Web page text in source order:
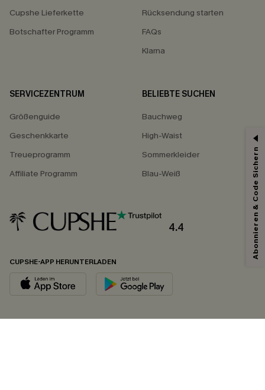
Cupshe Lieferkette
Botschafter Programm
Rücksendung starten
FAQs
Klarna
SERVICEZENTRUM
Größenguide
Geschenkkarte
Treueprogramm
Affiliate Programm
BELIEBTE SUCHEN
Bauchweg
High-Waist
Sommerkleider
Blau-Weiß
4.4
CUPSHE-APP HERUNTERLADEN
Abonnieren & Code Sichern